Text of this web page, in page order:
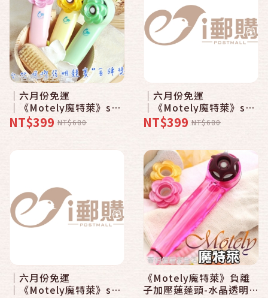
│六月份免運
│《Motely魔特萊》spa
負離子加壓百變花灑省水
蓮蓬頭-馬卡龍繽紛色系
選│
NT$399 NT$680
│六月份免運
│《Motely魔特萊》spa
負離子加壓百變花灑省水
蓮蓬頭-馬卡龍繽紛色系
選│
NT$399 NT$680
│六月份免運
│《Motely魔特萊》spa
《Motely魔特萊》負離
子加壓蓮蓬頭-水晶透明系